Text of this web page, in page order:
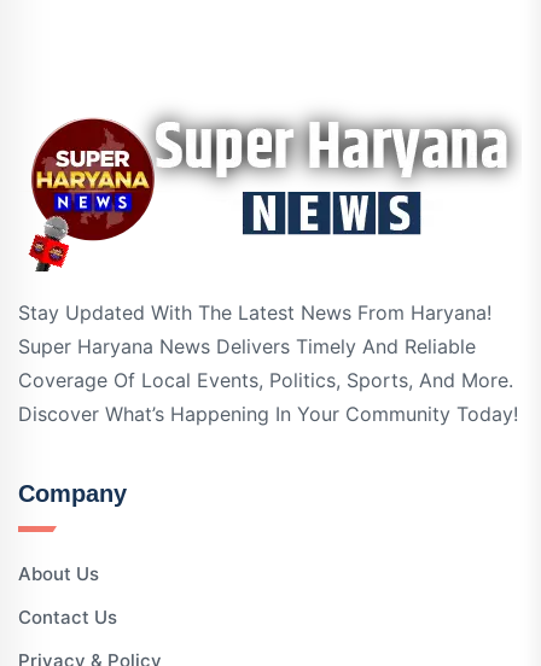
Stay Updated With The Latest News From Haryana!
Super Haryana News Delivers Timely And Reliable
Coverage Of Local Events, Politics, Sports, And More.
Discover What’s Happening In Your Community Today!
Company
About Us
Contact Us
Privacy & Policy